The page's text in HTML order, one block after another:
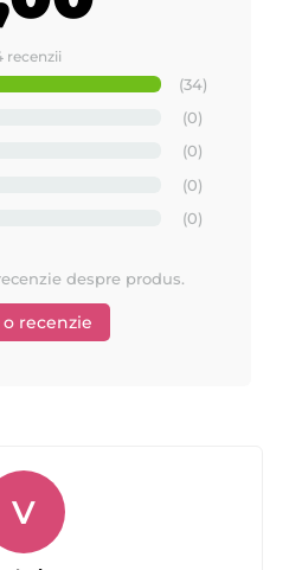
recenzii
(34)
(0)
(0)
(0)
(0)
despre produs.
o recenzie
V